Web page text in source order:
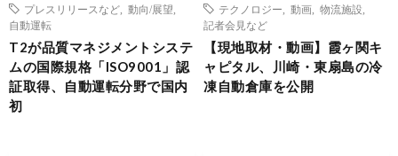
プレスリリースなど
動向/展望
自動運転
T2が品質マネジメントシステ
ムの国際規格「ISO9001」認
証取得、自動運転分野で国内
初
テクノロジー
動画 物流施設
記者会見など
【現地取材・動画】霞ヶ関キ
ャピタル、川崎・東扇島の冷
凍自動倉庫を公開